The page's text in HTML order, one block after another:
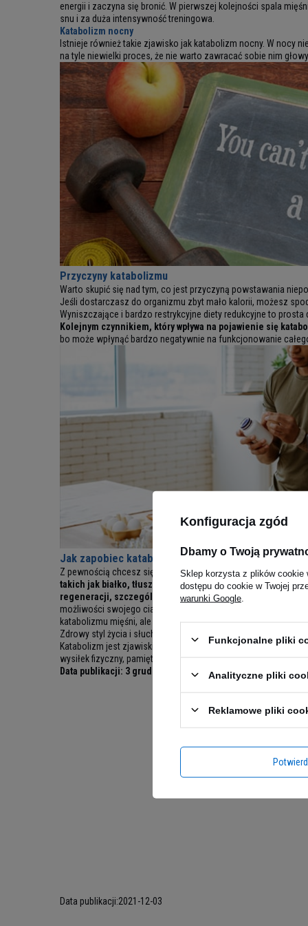
energii i zaczyna się bronić. W pierwszej kolejności spala
snu i za duża intensywność treningowa.
Katabolizm nocny
Istnieje również takie zjawisko jak katabolizm nocny. W nocy
na tyle niewielki proces, że nie warto zawracać sobie nim
Przyczyny katabolizmu
Warto skupić się nad tym, co jest przyczyną powstawania
Jeśli dostarczasz do organizmu zbyt mało kalorii, możesz
Wyniszczające i bardzo restrykcyjne diety redukcyjne to
Kolejnym czynnikiem, który wpływa na pojawienie się
bo może wpłynąć bardzo negatywnie na funkcjonowanie
Jak zapobiec katabolizmowi?
Z pewnością chcesz się dowiedzieć, jak zmniejszyć
takich jak białko, tłuszcze, węglowodany,witaminy i
regeneracji, szczególnie po intensywnych treningach.
możliwości swojego ciała.
katabolizmu mięśni, ale także przyczyni się do Twojego
Zdrowy styl życia i słuchanie własnego organizmu to
Katabolizm jest zjawiskiem, którego większość osób
wysiłek fizyczny, pamiętać o regeneracji i
Data publikacji: 3 grudnia 2021
Data publikacji:2021-12-03
Konfiguracja zgód
Dbamy o Twoją
Sklep korzysta z plików cookie
dostępu do cookie w Twojej
warunki Google
Funkcjonalne pliki
Analityczne pliki
Reklamowe pliki